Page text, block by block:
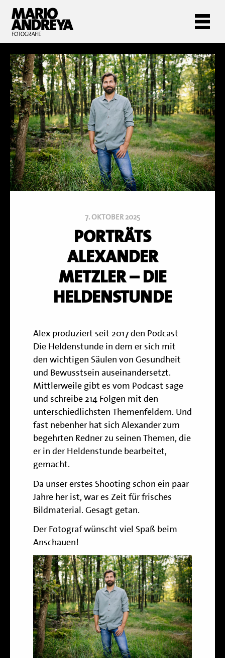
7. OKTOBER 2025
PORTRÄTS
ALEXANDER
METZLER – DIE
HELDENSTUNDE
Alex produziert seit 2017 den Podcast
Die Heldenstunde in dem er sich mit
den wichtigen Säulen von Gesundheit
und Bewusstsein auseinandersetzt.
Mittlerweile gibt es vom Podcast sage
und schreibe 214 Folgen mit den
unterschiedlichsten Themenfeldern. Und
fast nebenher hat sich Alexander zum
begehrten Redner zu seinen Themen, die
er in der Heldenstunde bearbeitet,
gemacht.
Da unsererstes Shooting schon ein paar
Jahre her ist, war es Zeit für frisches
Bildmaterial. Gesagt getan.
Der Fotograf wünscht viel Spaß beim
Anschauen!